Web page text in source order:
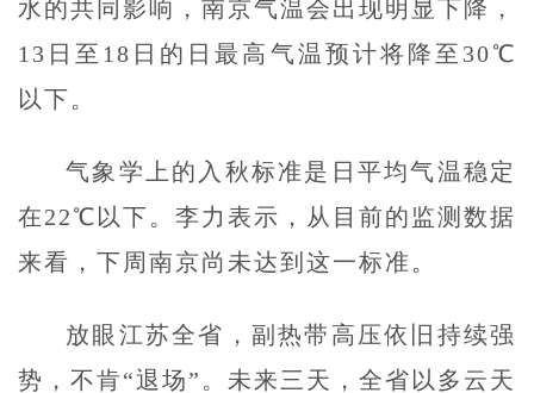
水的共同影响，南京气温会出现明显下降，
13日至18日的日最高气温预计将降至30℃
以下。
气象学上的入秋标准是日平均气温稳定
在22℃以下。李力表示，从目前的监测数据
来看，下周南京尚未达到这一标准。
放眼江苏全省，副热带高压依旧持续强
势，不肯“退场”。未来三天，全省以多云天